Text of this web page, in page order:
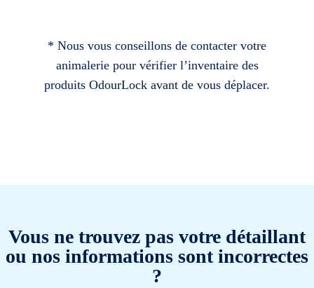
* Nous vous conseillons de contacter votre
animalerie pour vérifier l’inventaire des
produits OdourLock avant de vous déplacer.
Vous ne trouvez pas votre détaillant
ou nos informations sont incorrectes
?